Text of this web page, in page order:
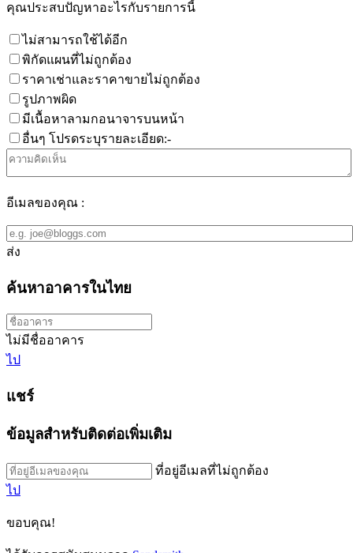
คุณประสบปัญหาอะไรกับรายการนี้
ไม่สามารถใช้ได้อีก
พิกัดแผนที่ไม่ถูกต้อง
ราคาเช่าและราคาขายไม่ถูกต้อง
รูปภาพผิด
มีเนื้อหาลามกอนาจารบนหน้า
อื่นๆ โปรดระบุรายละเอียด:-
อีเมลของคุณ :
ส่ง
ค้นหาอาคารในไทย
ไม่มีชื่ออาคาร
ไป
แชร์
ข้อมูลสำหรับติดต่อเพิ่มเติม
ที่อยู่อีเมลที่ไม่ถูกต้อง
ไป
ขอบคุณ!